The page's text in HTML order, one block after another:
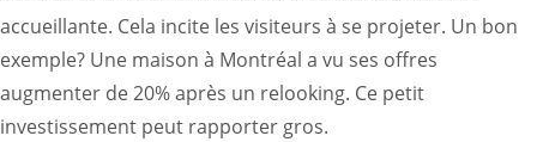
accueillante. Cela incite les visiteurs à se projeter. Un bon
exemple? Une maison à Montréal a vu ses offres
augmenter de 20% après un relooking. Ce petit
investissement peut rapporter gros.